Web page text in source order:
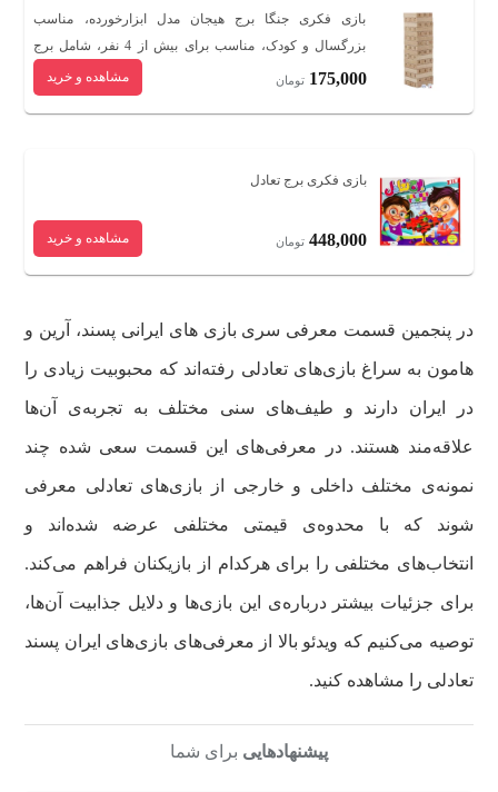
بازی فکری جنگا برج هیجان مدل ابزارخورده، مناسب
بزرگسال و کودک، مناسب برای بیش از 4 نفر، شامل برج
چوبی با لبه‌های ابزارخورده و 2 عدد تاس
175,000 تومان مشاهده و خرید
بازی فکری برج تعادل
448,000 تومان مشاهده و خرید
در پنجمین قسمت معرفی سری بازی های ایرانی پسند، آرین و
هامون به سراغ بازی‌های تعادلی رفته‌اند که محبوبیت زیادی را
در ایران دارند و طیف‌های سنی مختلف به تجربه‌ی آن‌ها
علاقه‌مند هستند. در معرفی‌های این قسمت سعی شده چند
نمونه‌ی مختلف داخلی و خارجی از بازی‌های تعادلی معرفی
شوند که با محدوه‌ی قیمتی مختلفی عرضه شده‌اند و
انتخاب‌های مختلفی را برای هرکدام از بازیکنان فراهم می‌کند.
برای جزئیات بیشتر درباره‌ی این بازی‌ها و دلایل جذابیت آن‌ها،
توصیه می‌کنیم که ویدئو بالا از معرفی‌های بازی‌های ایران پسند
تعادلی را مشاهده کنید.
پیشنهادهایی برای شما